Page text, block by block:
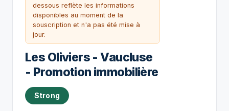
dessous reflète les informations
disponibles au moment de la
souscription et n'a pas été mise à
jour.
Les Oliviers - Vaucluse
- Promotion immobilière
Strong